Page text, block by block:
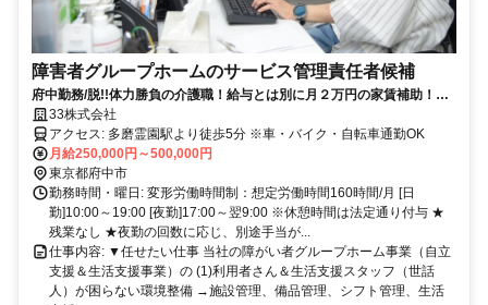
障害者グループホームのサービス管理責任者候補
府中勤務/脱!!体力勝負の介護職！給与とは別に月２万円の家賃補助！年
齢一切不問＆シニア多数活躍/サービス管理責任者候補
33株式会社
アクセス: 多磨霊園駅より徒歩5分 ※車・バイク・自転車通勤OK
月給250,000円～500,000円
東京都府中市
勤務時間・曜日: 変形労働時間制：想定労働時間160時間/月 [日
勤]10:00～19:00 [夜勤]17:00～翌9:00 ※休憩時間は法定通り付与 ★
残業なし ★夜勤の回数に応じ、別途手当が...
仕事内容: ▼任せたい仕事 当社の障がい者グループホーム事業（自立
支援＆生活支援事業）の (1)利用者さん＆生活支援スタッフ（世話
人）が困らない環境整備 →施設管理、備品管理、シフト管理、生活